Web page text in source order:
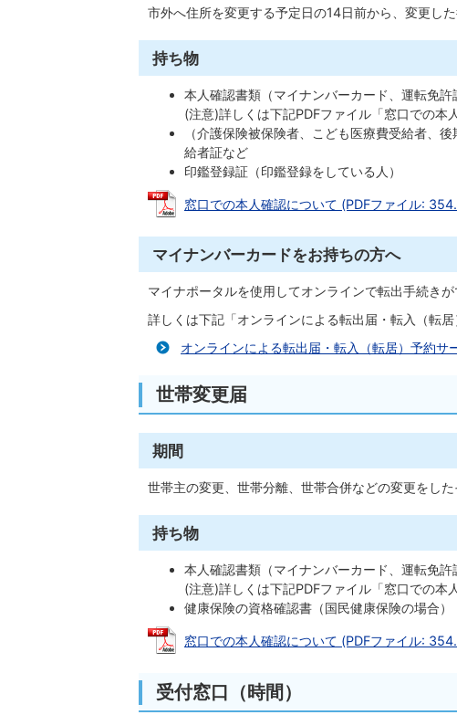
市外へ住所を変更する予定日の14日前から、変更し
持ち物
本人確認書類（マイナンバーカード、運転免許
(注意)詳しくは下記PDFファイル「窓口での本
（介護保険被保険者、こども医療費受給者、
給者証など
印鑑登録証（印鑑登録をしている人）
窓口での本人確認について (PDFファイル:
マイナンバーカードをお持ちの方へ
マイナポータルを使用してオンラインで転出手続きが
詳しくは下記「オンラインによる転出届・転入（転
オンラインによる転出届・転入（転居）予約サ
世帯変更届
期間
世帯主の変更、世帯分離、世帯合併などの変更をし
持ち物
本人確認書類（マイナンバーカード、運転免許
(注意)詳しくは下記PDFファイル「窓口での本
健康保険の資格確認書（国民健康保険の場合）
窓口での本人確認について (PDFファイル:
受付窓口（時間）